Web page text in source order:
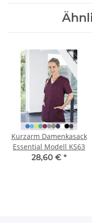
Kurzarm Damenkasack
Essential Modell KS63
28,60 € *